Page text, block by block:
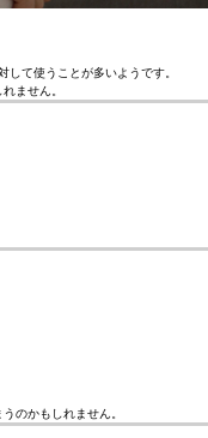
て使うことが多いようです。
ません。
のかもしれません。